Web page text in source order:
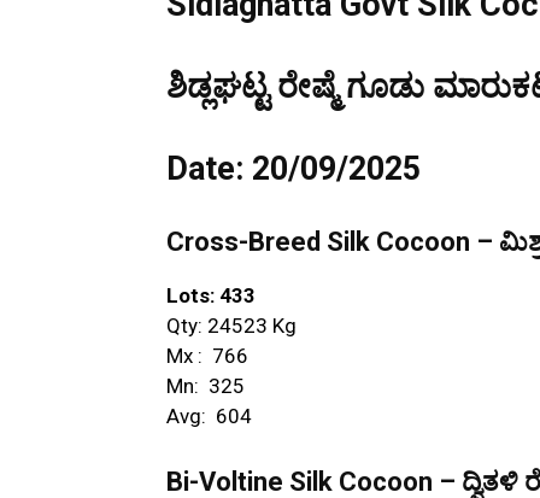
ಶಿಡ್ಲಘಟ್ಟ ರೇಷ್ಮೆ ಗೂಡು
Date: 20/09/2025
Cross-Breed Silk Cocoon –
Lots: 433
Qty: 24523 Kg
Mx : ₹ 766
Mn: ₹ 325
Avg: ₹ 604
Bi-Voltine Silk Cocoon – ದ್ವಿತಳಿ